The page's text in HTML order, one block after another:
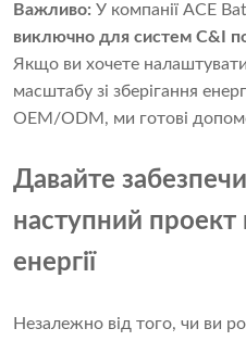
Важливо: У компанії ACE
виключно для систем C&I
Якщо ви хочете
масштабу зі зберігання
OEM/ODM, ми готові
Давайте
наступний проект
енергії
Незалежно від того, чи ви